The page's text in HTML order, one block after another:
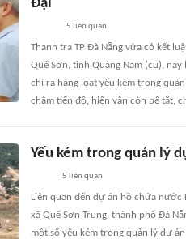
Đại
5 liên quan
Thanh tra TP Đà Nẵng vừa có kết
Quế Sơn, tỉnh Quảng Nam (cũ), nay
chỉ ra hàng loạt yếu kém trong
chậm tiến độ, hiện vẫn còn bế tắt,
Yếu kém trong quản lý
5 liên quan
Liên quan đến dự án hồ chứa nước
xã Quế Sơn Trung, thành phố Đà
một số yếu kém trong quản lý dự